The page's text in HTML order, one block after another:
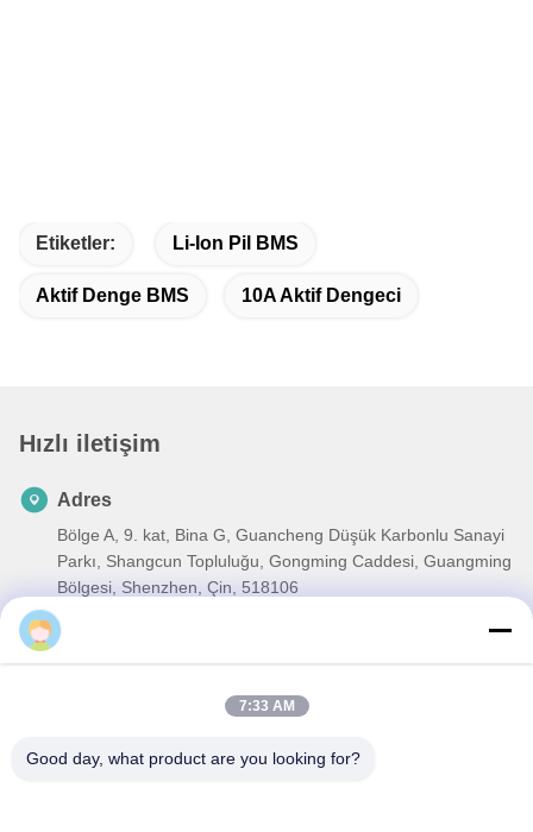
Sık Sorulan Sorular
7:33 AM
Good day, what product are you looking for?